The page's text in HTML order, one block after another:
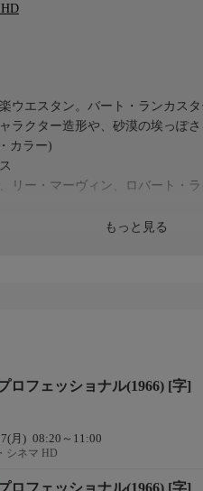
もっと見る
ウエスタン。バート・ランカス
ラクター造形や、砂漠の埃っぽ
カラー)
リー・マーヴィン、ロバート・
ロフェッショナル(1966) [字]
月) 08:20～11:00
シネマ HD
ロフェッショナル(1966) [字]